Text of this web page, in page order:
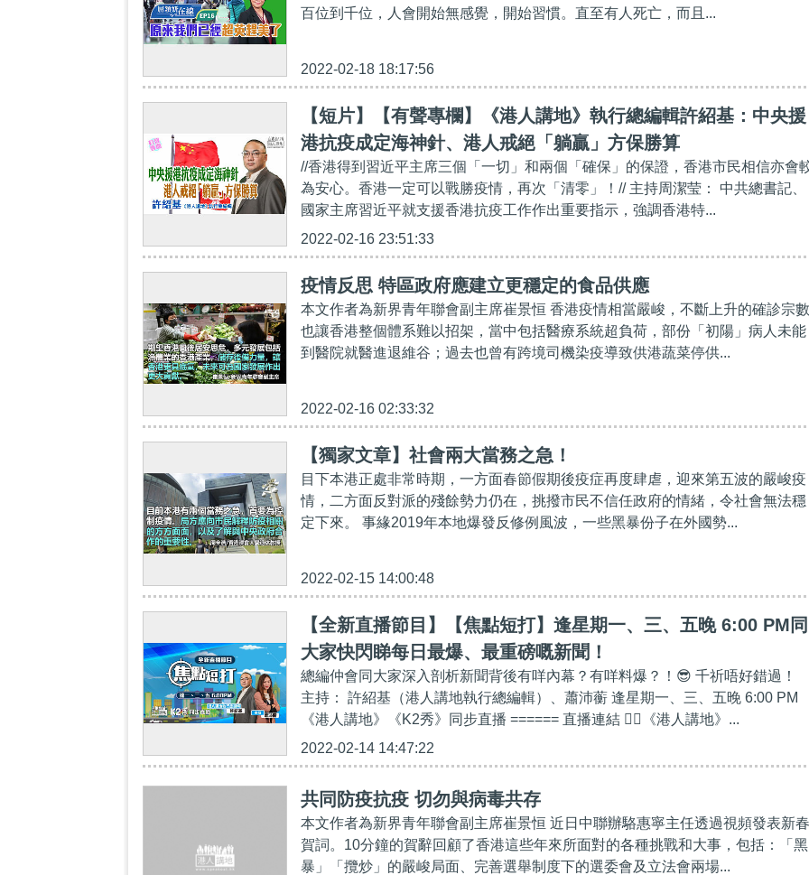
百位到千位，人會開始無感覺，開始習慣。直至有人死亡，而且...
2022-02-18 18:17:56
【短片】【有聲專欄】《港人講地》執行總編輯許紹基：中央援
港抗疫成定海神針、港人戒絕「躺贏」方保勝算
//香港得到習近平主席三個「一切」和兩個「確保」的保證，香港市民相信亦會
為安心。香港一定可以戰勝疫情，再次「清零」！// 主持周潔莹： 中共總書記、
國家主席習近平就支援香港抗疫工作作出重要指示，強調香港特...
2022-02-16 23:51:33
疫情反思 特區政府應建立更穩定的食品供應
本文作者為新界青年聯會副主席崔景恒 香港疫情相當嚴峻，不斷上升的確診宗數
也讓香港整個體系難以招架，當中包括醫療系統超負荷，部份「初陽」病人未能
到醫院就醫進退維谷；過去也曾有跨境司機染疫導致供港蔬菜停供...
2022-02-16 02:33:32
【獨家文章】社會兩大當務之急！
目下本港正處非常時期，一方面春節假期後疫症再度肆虐，迎來第五波的嚴峻疫
情，二方面反對派的殘餘勢力仍在，挑撥市民不信任政府的情緒，令社會無法穩
定下來。 事緣2019年本地爆發反修例風波，一些黑暴份子在外國勢...
2022-02-15 14:00:48
【全新直播節目】【焦點短打】逢星期一、三、五晚 6:00 PM同
大家快閃睇每日最爆、最重磅嘅新聞！
總編仲會同大家深入剖析新聞背後有咩內幕？有咩料爆？！😎 千祈唔好錯過！
主持： 許紹基（港人講地執行總編輯）、蕭沛蘅 逢星期一、三、五晚 6:00 PM
《港人講地》《K2秀》同步直播 ====== 直播連結 👉🏻《港人講地》...
2022-02-14 14:47:22
共同防疫抗疫 切勿與病毒共存
本文作者為新界青年聯會副主席崔景恒 近日中聯辦駱惠寧主任透過視頻發表新春
賀詞。10分鐘的賀辭回顧了香港這些年來所面對的各種挑戰和大事，包括：「黑
暴」「攬炒」的嚴峻局面、完善選舉制度下的選委會及立法會兩場...